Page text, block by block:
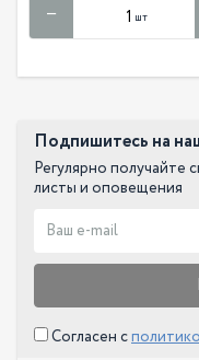
шт
Подпишитесь на
Регулярно получайте
листы и оповещения
Согласен с